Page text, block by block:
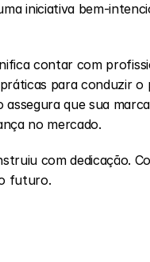
iniciativa bem-
contar com
para conduzir o
que sua
no mercado.
com dedicação.
futuro.